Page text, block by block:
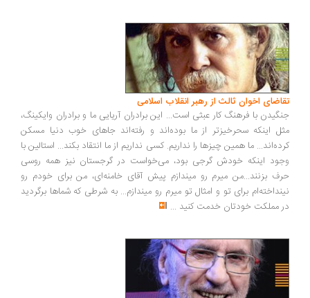
اخوان ثالث از رهبر انقلاب اسلامی
با فرهنگ کار عبثی است... این برادران آریایی ما و برادران وایکینگ،
اینکه سحرخیزتر از ما بوده‌اند و رفته‌اند جاهای خوب دنیا مسکن
ما همین چیزها را نداریم. کسی نداریم از ما انتقاد بکند... استالین با
اینکه خودش گرجی بود، می‌خواست در گرجستان نیز همه روسی
بزنند...من میرم رو میندازم پیش آقای خامنه‌ای، من برای خودم رو
برای تو و امثال تو میرم رو میندازم... به شرطی که شماها برگردید
مملکت خودتان خدمت کنید...